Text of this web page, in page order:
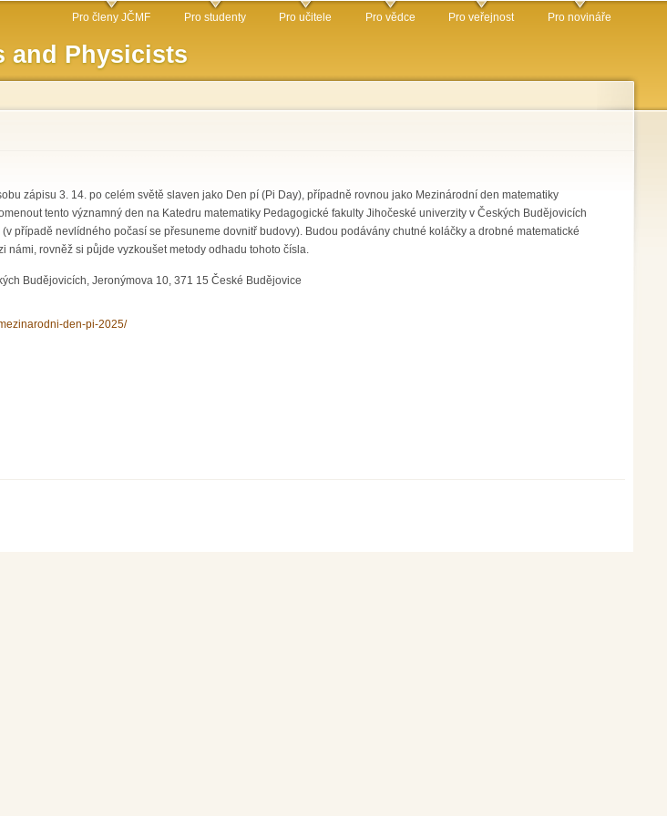
and Physicists
Pro členy JČMF Pro studenty Pro učitele Pro vědce Pro veřejnost Pro novináře
zápisu 3. 14. po celém světě slaven jako Den pí (Pi Day), případně rovnou jako Mezinárodní den matematiky
tento významný den na Katedru matematiky Pedagogické fakulty Jihočeské univerzity v Českých Budějovicích
případě nevlídného počasí se přesuneme dovnitř budovy). Budou podávány chutné koláčky a drobné matematické
rovněž si půjde vyzkoušet metody odhadu tohoto čísla.
Budějovicích, Jeronýmova 10, 371 15 České Budějovice
den-pi-2025/